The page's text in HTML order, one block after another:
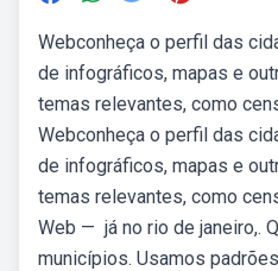
Webconheça o perfil das
de infográficos, mapas e
temas relevantes, como
Webconheça o perfil das
de infográficos, mapas e
temas relevantes, como
Web — ️ já no rio de janeiro,.
municípios. Usamos